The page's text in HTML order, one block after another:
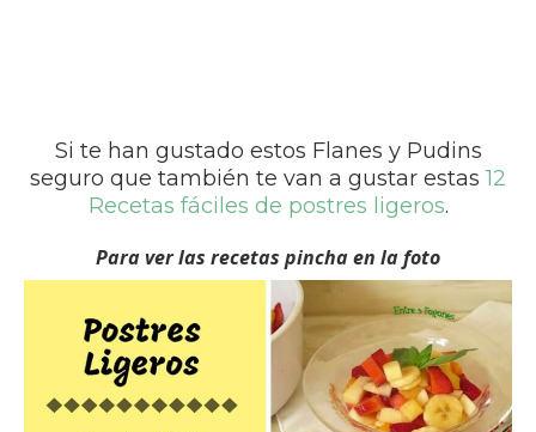
Si te han gustado estos Flanes y Pudins
seguro que también te van a gustar estas12
Recetas fáciles de postres ligeros.
Para ver las recetas pincha en la foto